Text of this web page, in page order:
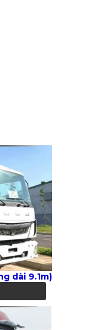
dài 9.1m)